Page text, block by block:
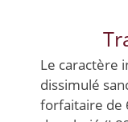
Le caractère
dissimulé
forfaitaire de